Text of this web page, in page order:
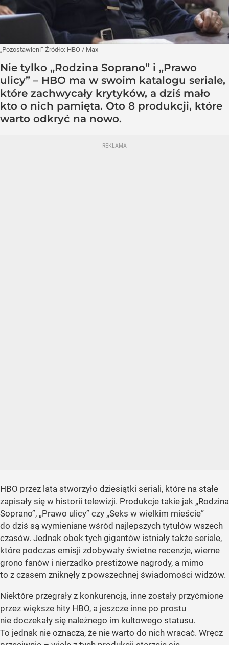
„Pozostawieni” Źródło: HBO / Max
Nie tylko „Rodzina Soprano” i „Prawo
ulicy” – HBO ma w swoim katalogu seriale,
które zachwycały krytyków, a dziś mało
kto o nich pamięta. Oto 8 produkcji, które
warto odkryć na nowo.
HBO przez lata stworzyło dziesiątki seriali, które na stałe
zapisały się w historii telewizji. Produkcje takie jak „Rodzina
Soprano”, „Prawo ulicy” czy „Seks w wielkim mieście”
do dziś są wymieniane wśród najlepszych tytułów wszech
czasów. Jednak obok tych gigantów istniały także seriale,
które podczas emisji zdobywały świetne recenzje, wierne
grono fanów i nierzadko prestiżowe nagrody, a mimo
to z czasem zniknęły z powszechnej świadomości widzów.
Niektóre przegrały z konkurencją, inne zostały przyćmione
przez większe hity HBO, a jeszcze inne po prostu
nie doczekały się należnego im kultowego statusu.
To jednak nie oznacza, że nie warto do nich wracać. Wręcz